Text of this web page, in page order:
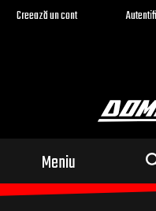
Creează un cont
Meniu